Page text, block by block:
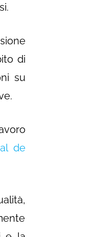
di
su
de